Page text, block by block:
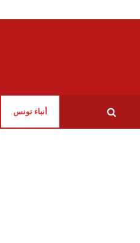
«la dégradation des libertés et des
أنباء تونس